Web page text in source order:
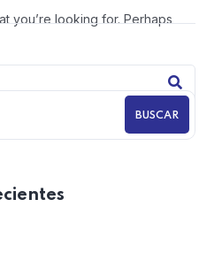
you’re looking for. Perhaps
BUSCAR